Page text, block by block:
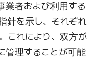
業者および利用する
針を示し、それぞれ
これにより、双方が
管理することが可能